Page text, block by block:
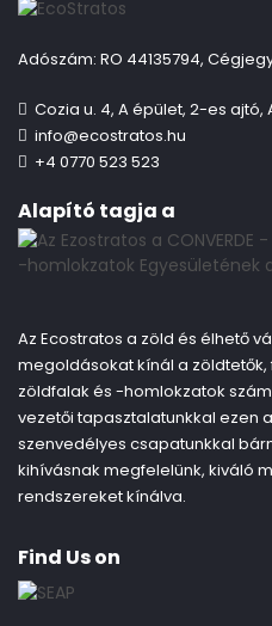
Adószám: RO 44135794,
Cozia u. 4, A épület, 2-es ajtó,
info@ecostratos.hu
+4 0770 523 523
Alapító tagja a
Az Ecostratos a zöld és élhető
megoldásokat kínál a
zöldfalak és -homlokzatok
vezetői tapasztalatunkkal ezen
szenvedélyes csapatunkkal
kihívásnak megfelelünk, kiváló
rendszereket kínálva.
Find Us on